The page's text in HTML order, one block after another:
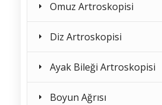
Omuz Artroskopisi
Diz Artroskopisi
Ayak Bileği Artroskopisi
Boyun Ağrısı